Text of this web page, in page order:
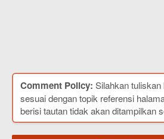
Comment Policy: Silahkan
sesuai dengan topik referensi
berisi tautan tidak akan ditampilkan